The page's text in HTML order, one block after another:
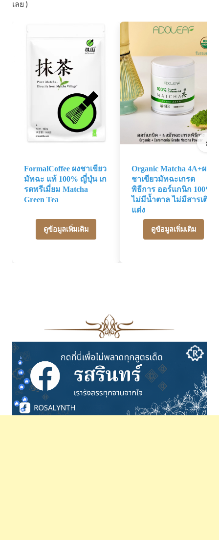
เลย )
›
FormalCoffee ผงชาเขียว
มัทฉะ แท้ 100% ญี่ปุ่น เก
รดพรีเมี่ยม Matcha
Green Tea
ดูข้อมูลเพิ่มเติม
Organic Matcha 4A+ผง
ชาเขียวมัทฉะเกรด
พิธีการ ออร์แกนิก 100%
ไม่มีน้ำตาล ไม่มีสารเติม
แต่ง
ดูข้อมูลเพิ่มเติม